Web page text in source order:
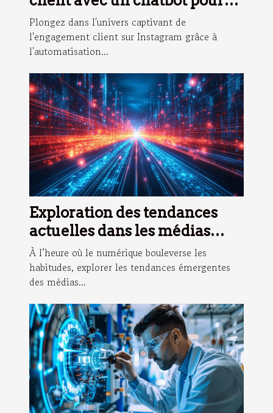
Instagram
Plongez dans l'univers captivant de
l'engagement client sur Instagram grâce à
l'automatisation...
Exploration des tendances
actuelles dans les médias
numériques et leur impact
sur la société
À l’heure où le numérique bouleverse les
habitudes, explorer les tendances émergentes
des médias...